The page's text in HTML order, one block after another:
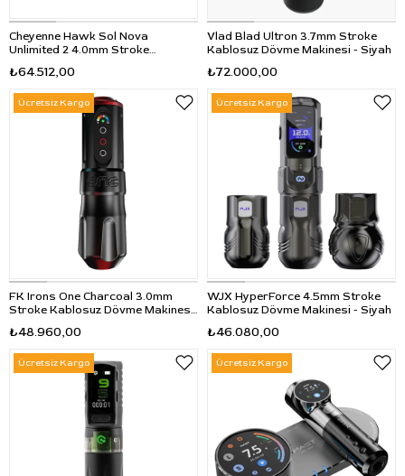
Cheyenne Hawk Sol Nova
Unlimited 2 4.0mm Stroke
₺64.512,00
Vlad Blad Ultron 3.7mm Stroke
Kablosuz Dövme Makinesi - Siyah
₺72.000,00
FK Irons One Charcoal 3.0mm
Stroke Kablosuz Dövme Makinesi
₺48.960,00
Ücretsiz Kargo
WJX HyperForce 4.5mm Stroke
Kablosuz Dövme Makinesi - Siyah
₺46.080,00
Ücretsiz Kargo
Ücretsiz Kargo Ücretsiz Kargo